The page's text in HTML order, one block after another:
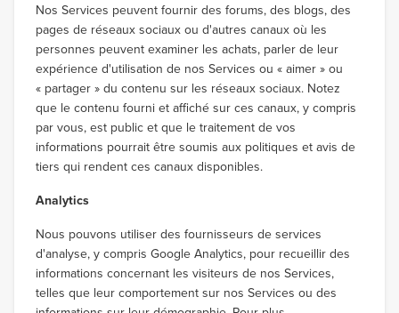
Nos Services peuvent fournir des forums, des blogs, des
pages de réseaux sociaux ou d'autres canaux où les
personnes peuvent examiner les achats, parler de leur
expérience d'utilisation de nos Services ou « aimer » ou
« partager » du contenu sur les réseaux sociaux. Notez
que le contenu fourni et affiché sur ces canaux, y compris
par vous, est public et que le traitement de vos
informations pourrait être soumis aux politiques et avis de
tiers qui rendent ces canaux disponibles.
Analytics
Nous pouvons utiliser des fournisseurs de services
d'analyse, y compris Google Analytics, pour recueillir des
informations concernant les visiteurs de nos Services,
telles que leur comportement sur nos Services ou des